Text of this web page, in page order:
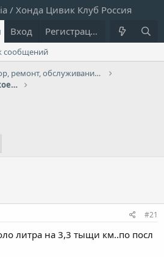
Что нового?
Вход Регистрация
сообщений
Выбор, ремонт, обслуживание и эксплуатация
Расходники и техническое обслуживание (ТО)
#21
литра на 3,3 тыщи км..по посл